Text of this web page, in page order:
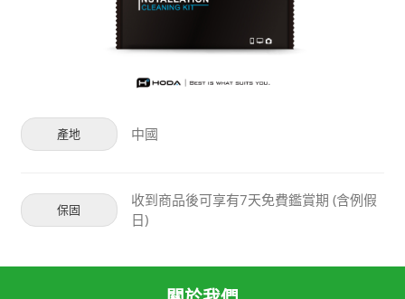
產地 中國
保固
收到商品後可享有7天免費鑑賞期 (含例假
日)